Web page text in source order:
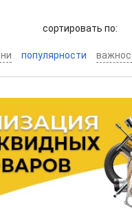
cортировать по:
популярности